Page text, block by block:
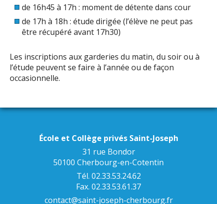
de 16h45 à 17h : moment de détente dans cour
de 17h à 18h : étude dirigée (l’élève ne peut pas
être récupéré avant 17h30)
Les inscriptions aux garderies du matin, du soir ou à
l’étude peuvent se faire à l’année ou de façon
occasionnelle.
École et Collège privés Saint-Joseph
31 rue Bondor
50100 Cherbourg-en-Cotentin
Tél. 02.33.53.24.62
Fax. 02.33.53.61.37
contact@saint-joseph-cherbourg.fr